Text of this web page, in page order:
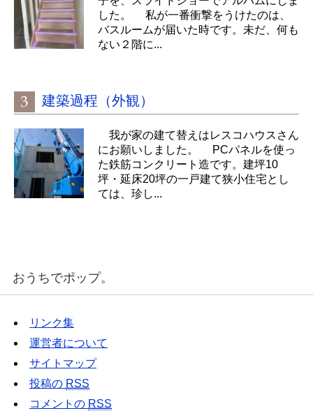
した。 私が一番衝撃をうけたのは、
バスルームが届いた時です。未だ、何も
ない２階に...
建築過程（外観）
我が家の建て替えはレスコハウスさん
にお願いしました。 PCパネルを使っ
た鉄筋コンクリート造です。建坪10
坪・延床20坪の一戸建て狭小住宅とし
ては、珍し...
おうちでポップ。
リンク集
運営者について
サイトマップ
投稿の RSS
コメントの RSS